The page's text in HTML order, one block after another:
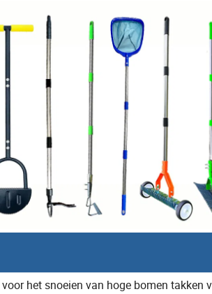
het snoeien van hoge bomen takken